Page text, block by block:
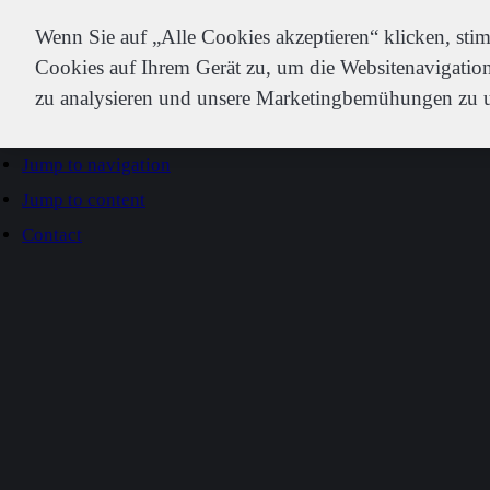
Jump to navigation
Jump to content
Contact
IDEXXWenn Sie auf „Alle Cookies akzeptieren“ klicken,
Cookies auf Ihrem Gerät zu, um die
zu analysieren und unsere Marketingbemühungen zu